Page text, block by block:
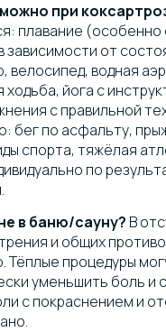
при
плавание
зависимости от
велосипед, водная
ходьба, йога с
с правильной
бег по асфальту,
спорта, тяжёлая
по
в баню/сауну? В
и общих
Тёплые процедуры
уменьшить боль и
с покраснением и